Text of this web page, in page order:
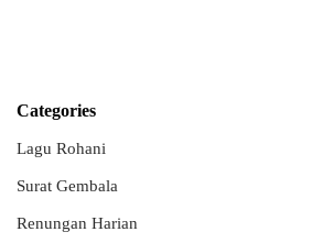
Categories
Lagu Rohani
Surat Gembala
Renungan Harian